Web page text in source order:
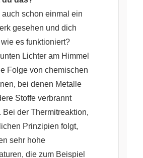
auch schon einmal ein
gesehen und dich
es funktioniert?
Lichter am Himmel
Folge von chemischen
bei denen Metalle
Stoffe verbrannt
Bei der Thermitreaktion,
Prinzipien folgt,
sehr hohe
die zum Beispiel